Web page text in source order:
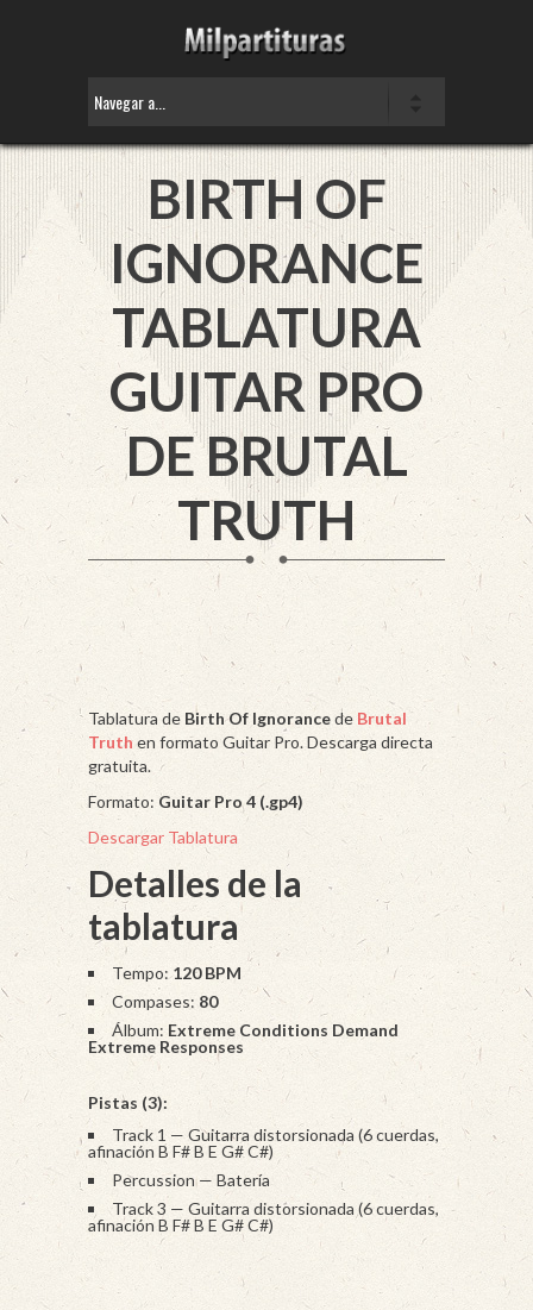
BIRTH OF
IGNORANCE
TABLATURA
GUITAR PRO
DEBRUTAL
TRUTH
Tablatura de Birth Of Ignorancede Brutal
Truth en formato Guitar Pro. Descarga directa
gratuita.
Formato: Guitar Pro 4 (.gp4)
Descargar Tablatura
Detalles de la
tablatura
Tempo:120 BPM
Compases: 80
Álbum: Extreme Conditions Demand
Extreme Responses
Pistas (3):
Track 1 — Guitarra distorsionada (6 cuerdas,
afinación B F# B E G# C#)
Percussion — Batería
Track 3 — Guitarra distorsionada (6 cuerdas,
afinación B F# B E G# C#)